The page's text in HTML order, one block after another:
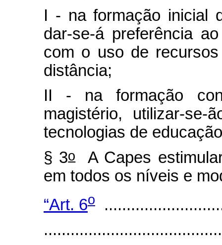
I - na formação inicial
dar-se-á preferência
com o uso de
distância;
II - na formação
magistério, utilizar-se-
tecnologias de
§ 3oA Capes
em todos os níveis e
“Art. 6o